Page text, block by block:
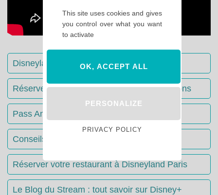
Disneyland Paris : Le guide complet
Réserver votre séjour : toutes les informations
Pass Annuels Disney : informations
Conseils & Astuces Disneyland Paris
Réserver votre restaurant à Disneyland Paris
Le Blog du Stream : tout savoir sur Disney+
This site uses cookies and gives
you control over what you want
to activate
OK, ACCEPT ALL
PERSONALIZE
PRIVACY POLICY